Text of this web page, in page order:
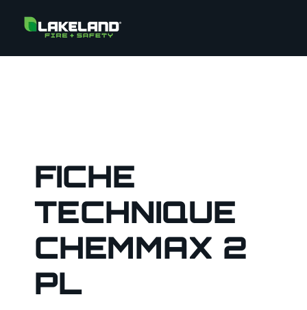
FICHE
TECHNIQUE
CHEMMAX 2
PL